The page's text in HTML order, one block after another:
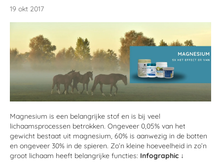
19 okt 2017
Magnesium is een belangrijke stof en is bij veel
lichaamsprocessen betrokken. Ongeveer 0,05% van het
gewicht bestaat uit magnesium, 60% is aanwezig in de botten
en ongeveer 30% in de spieren. Zo’n kleine hoeveelheid in zo’n
groot lichaam heeft belangrijke functies: Infographic ↓